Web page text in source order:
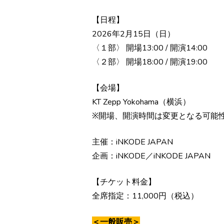
【日程】
2026年2月15日（日）
〈１部〉 開場13:00 / 開演14:00
〈２部〉 開場18:00 / 開演19:00
【会場】
KT Zepp Yokohama（横浜）
※開場、開演時間は変更となる可能
主催：iNKODE JAPAN
企画：iNKODE／iNKODE JAPAN
【チケット料金】
全席指定：11,000円（税込）